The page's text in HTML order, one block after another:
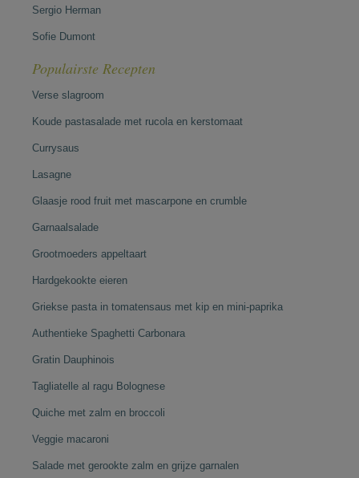
Sergio Herman
Sofie Dumont
Populairste Recepten
Verse slagroom
Koude pastasalade met rucola en kerstomaat
Currysaus
Lasagne
Glaasje rood fruit met mascarpone en crumble
Garnaalsalade
Grootmoeders appeltaart
Hardgekookte eieren
Griekse pasta in tomatensaus met kip en mini-paprika
Authentieke Spaghetti Carbonara
Gratin Dauphinois
Tagliatelle al ragu Bolognese
Quiche met zalm en broccoli
Veggie macaroni
Salade met gerookte zalm en grijze garnalen